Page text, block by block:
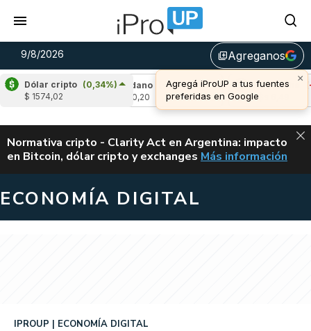
9/8/2026 library_addAgreganos
×
Agregá iProUP a tus fuentes
preferidas en Google
Dólar cripto (0,34%)
$ 1574,02
Cardano (-1,52%)
Avalanche (-
u$s 6,49
ALERTA
Normativa cripto - Clarity Act en Argentina: impacto
en Bitcoin, dólar cripto y exchanges CLARITY ACT EN
Más información
ECONOMÍA DIGITAL
IPROUP ECONOMÍA DIGITAL